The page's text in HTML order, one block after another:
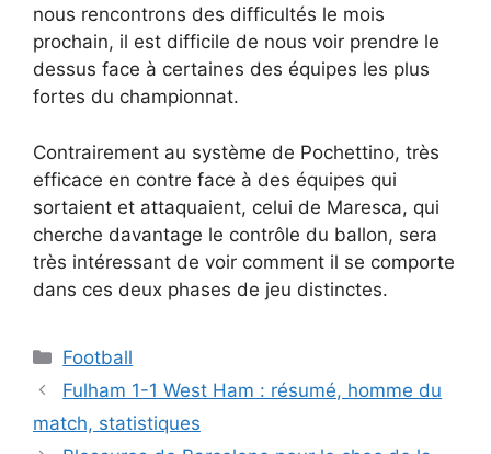
nous rencontrons des difficultés le mois
prochain, il est difficile de nous voir prendre le
dessus face à certaines des équipes les plus
fortes du championnat.
Contrairement au système de Pochettino, très
efficace en contre face à des équipes qui
sortaient et attaquaient, celui de Maresca, qui
cherche davantage le contrôle du ballon, sera
très intéressant de voir comment il se comporte
dans ces deux phases de jeu distinctes.
Catégories
Football
Fulham 1-1 West Ham : résumé, homme du
match, statistiques